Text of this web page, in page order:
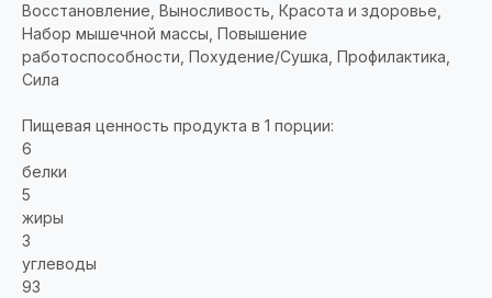
Восстановление, Выносливость, Красота и здоровье,
Набор мышечной массы, Повышение
работоспособности, Похудение/Сушка, Профилактика,
Сила
Пищевая ценность продукта в 1 порции:
6
белки
5
жиры
3
углеводы
93